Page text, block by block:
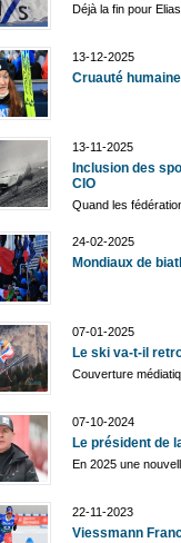
Déjà la fin pour
13-12-2025
Cruauté
13-11-2025
Inclusion des
CIO
Quand les
24-02-2025
Mondiaux de
07-01-2025
Le ski va-t-il
Couverture
07-10-2024
Le président de
En 2025 une
22-11-2023
Viessmann